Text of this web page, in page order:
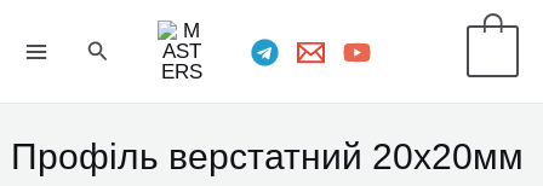
Пошук
Профіль верстатний 20х20мм